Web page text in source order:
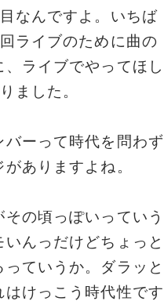
なんですよ。いちば
ライブのために曲の
ライブでやってほし
ました。
バーって時代を問わず
ありますよね。
の頃っぽいっていう
んっだけどちょっと
ていうか。ダラッと
はけっこう時代性です